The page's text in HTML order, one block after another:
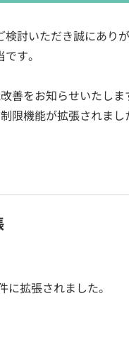
討いただき誠にあり
す。
善をお知らせいたしま
限機能が拡張されまし
拡張されました。